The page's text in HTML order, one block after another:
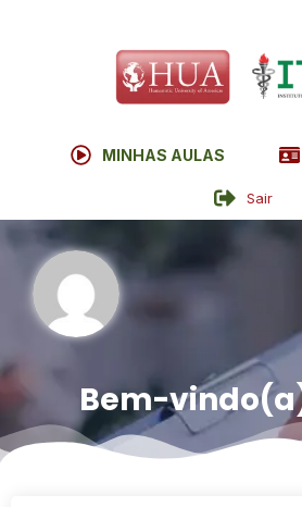
MINHAS AULAS
Sair
Bem-